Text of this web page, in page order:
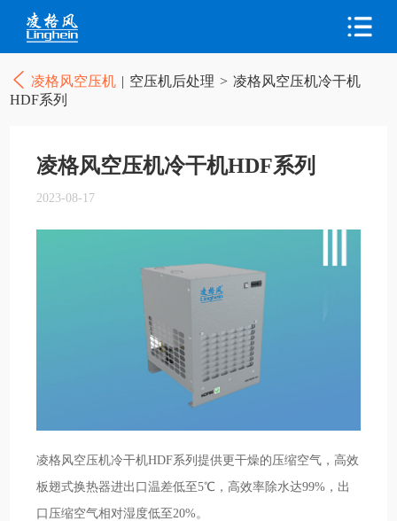
凌格风空压机 | 空压机后处理 > 凌格风空压机冷干机
HDF系列
凌格风空压机冷干机HDF系列
2023-08-17
凌格风空压机冷干机HDF系列提供更干燥的压缩空气，高效
板翅式换热器进出口温差低至5℃，高效率除水达99%，出
口压缩空气相对湿度低至20%。